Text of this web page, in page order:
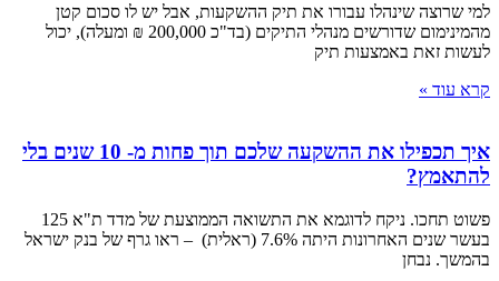
למי שרוצה שינהלו עבורו את תיק ההשקעות, אבל יש לו סכום קטן
מהמינימום שדורשים מנהלי התיקים (בד"כ 200,000 ₪ ומעלה), יכול
לעשות זאת באמצעות תיק
קרא עוד »
איך תכפילו את ההשקעה שלכם תוך פחות מ- 10 שנים בלי
להתאמץ?
פשוט תחכו. ניקח לדוגמא את התשואה הממוצעת של מדד ת"א 125
בעשר שנים האחרונות היתה 7.6% (ראלית) – ראו גרף של בנק ישראל
בהמשך. נבחן